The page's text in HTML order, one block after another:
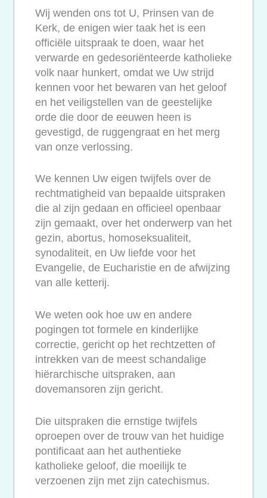
Wij wenden ons tot U, Prinsen van de
Kerk, de enigen wier taak het is een
officiële uitspraak te doen, waar het
verwarde en gedesoriënteerde katholieke
volk naar hunkert, omdat we Uw strijd
kennen voor het bewaren van het geloof
en het veiligstellen van de geestelijke
orde die door de eeuwen heen is
gevestigd, de ruggengraat en het merg
van onze verlossing.
We kennen Uw eigen twijfels over de
rechtmatigheid van bepaalde uitspraken
die al zijn gedaan en officieel openbaar
zijn gemaakt, over het onderwerp van het
gezin, abortus, homoseksualiteit,
synodaliteit, en Uw liefde voor het
Evangelie, de Eucharistie en de afwijzing
van alle ketterij.
We weten ook hoe uw en andere
pogingen tot formele en kinderlijke
correctie, gericht op het rechtzetten of
intrekken van de meest schandalige
hiërarchische uitspraken, aan
dovemansoren zijn gericht.
Die uitspraken die ernstige twijfels
oproepen over de trouw van het huidige
pontificaat aan het authentieke
katholieke geloof, die moeilijk te
verzoenen zijn met zijn catechismus.